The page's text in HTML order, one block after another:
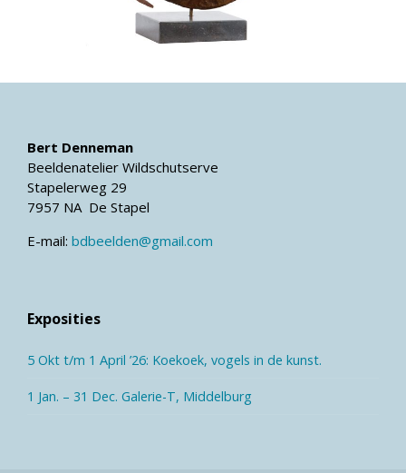
Bert Denneman
Beeldenatelier Wildschutserve
Stapelerweg 29
7957 NA De Stapel
E-mail: bdbeelden@gmail.com
Exposities
5 Okt t/m 1 April ’26: Koekoek, vogels in de kunst.
1 Jan. – 31 Dec. Galerie-T, Middelburg